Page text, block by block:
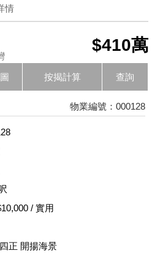
情
$410萬
按揭計算 查詢
物業編號：000128
/ 實用
正 開揚海景